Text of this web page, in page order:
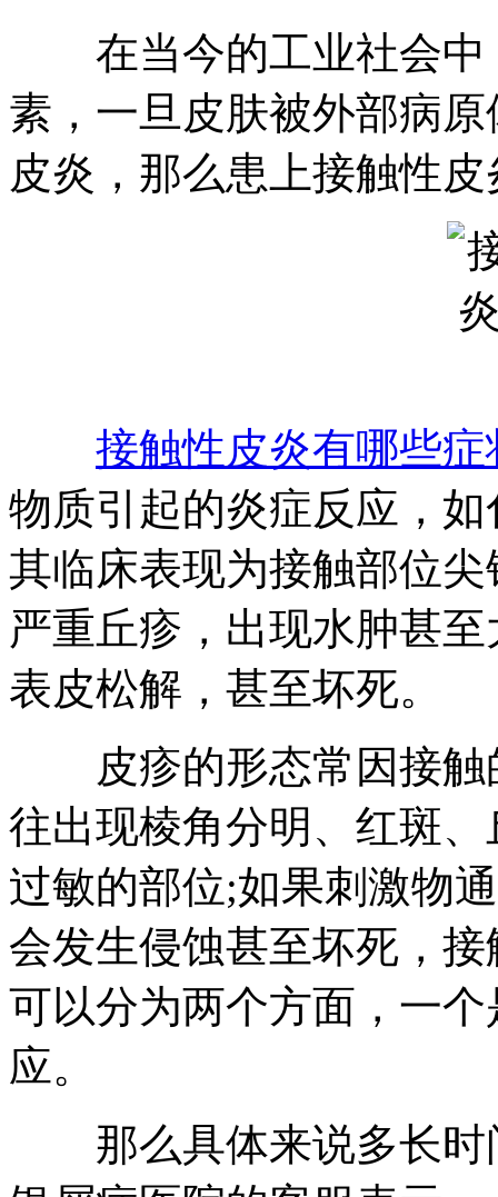
在当今的工业社会中
素，一旦皮肤被外部病
皮炎，那么患上接触性
接触性皮炎有哪些症
物质引起的炎症反应，
其临床表现为接触部位
严重丘疹，出现水肿甚
表皮松解，甚至坏死。
皮疹的形态常因接触
往出现棱角分明、红斑
过敏的部位;如果刺激物
会发生侵蚀甚至坏死，
可以分为两个方面，一
应。
那么具体来说多长时